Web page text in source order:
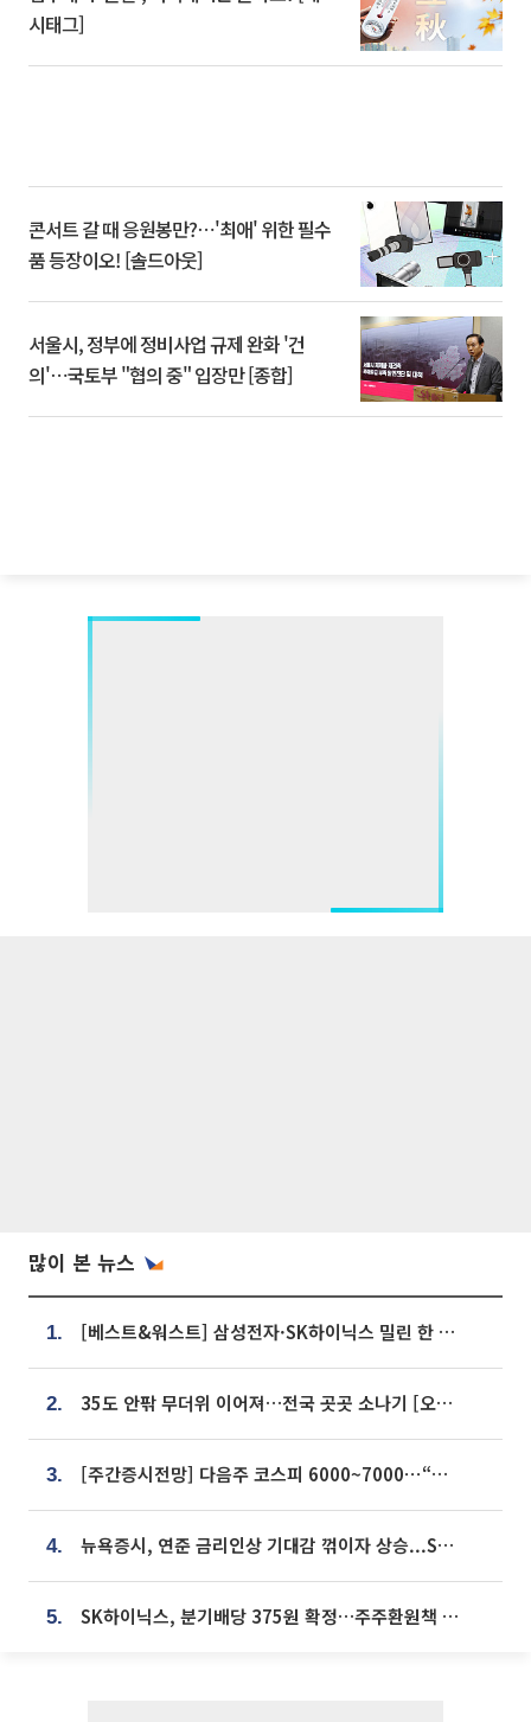
시태그]
콘서트 갈 때 응원봉만?⋯'최애' 위한 필수
품 등장이오! [솔드아웃]
서울시, 정부에 정비사업 규제 완화 '건
의'⋯국토부 "협의 중" 입장만 [종합]
많이 본 뉴스
1. [베스트&워스트] 삼성전자·SK하이닉스 밀린 한 주…상상인증권은 85% 급등
2. 35도 안팎 무더위 이어져…전국 곳곳 소나기 [오늘 날씨]
3. [주간증시전망] 다음주 코스피 6000~7000⋯“外人 수급은 정책이 변수”
4. 뉴욕증시, 연준 금리인상 기대감 꺾이자 상승...S&P500 사상 최고치 [종합]
5. SK하이닉스, 분기배당 375원 확정…주주환원책 9월로 앞당겨 발표